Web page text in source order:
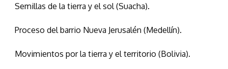
Semillas de la tierra y el sol (Suacha).
Proceso del barrio Nueva Jerusalén (Medellín).
Movimientos por la tierra y el territorio (Bolivia).